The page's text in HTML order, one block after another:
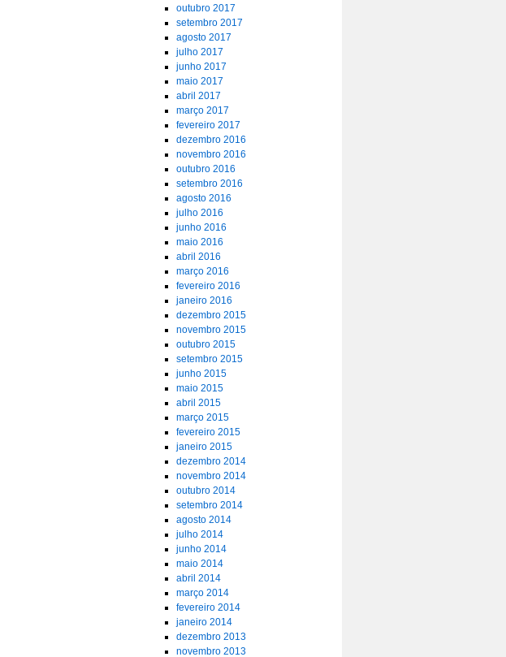
outubro 2017
setembro 2017
agosto 2017
julho 2017
junho 2017
maio 2017
abril 2017
março 2017
fevereiro 2017
dezembro 2016
novembro 2016
outubro 2016
setembro 2016
agosto 2016
julho 2016
junho 2016
maio 2016
abril 2016
março 2016
fevereiro 2016
janeiro 2016
dezembro 2015
novembro 2015
outubro 2015
setembro 2015
junho 2015
maio 2015
abril 2015
março 2015
fevereiro 2015
janeiro 2015
dezembro 2014
novembro 2014
outubro 2014
setembro 2014
agosto 2014
julho 2014
junho 2014
maio 2014
abril 2014
março 2014
fevereiro 2014
janeiro 2014
dezembro 2013
novembro 2013